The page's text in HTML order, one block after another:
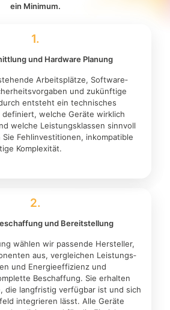
ein Minimum.
1.
und Hardware Planung
Arbeitsplätze, Software­
und zukünftige
entsteht ein technisches
definiert, welche Geräte wirklich
welche Leistungs­klassen sinnvoll
Fehl­investitionen, inkompatible
Komplexität.
2.
und Bereitstellung
wählen wir passende Hersteller,
aus, vergleichen Leistungs­
und Energie­effizienz und
Beschaffung. Sie erhalten
die langfristig verfügbar ist und sich
integrieren lässt. Alle Geräte